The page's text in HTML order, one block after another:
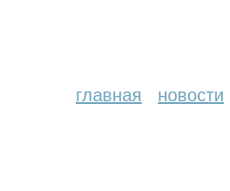
главная новости